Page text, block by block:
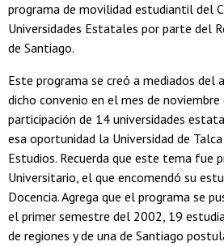
programa de movilidad estudiantil del
Universidades Estatales por parte del
de Santiago.
Este programa se creó a mediados del
dicho convenio en el mes de
participación de 14 universidades
esa oportunidad la Universidad de
Estudios. Recuerda que este tema fue
Universitario, el que encomendó su
Docencia. Agrega que el programa se
el primer semestre del 2002, 19
de regiones y de una de Santiago